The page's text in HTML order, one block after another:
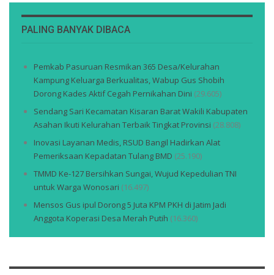
PALING BANYAK DIBACA
Pemkab Pasuruan Resmikan 365 Desa/Kelurahan
Kampung Keluarga Berkualitas, Wabup Gus Shobih
Dorong Kades Aktif Cegah Pernikahan Dini (29.605)
Sendang Sari Kecamatan Kisaran Barat Wakili Kabupaten
Asahan Ikuti Kelurahan Terbaik Tingkat Provinsi (28.808)
Inovasi Layanan Medis, RSUD Bangil Hadirkan Alat
Pemeriksaan Kepadatan Tulang BMD (25.190)
TMMD Ke-127 Bersihkan Sungai, Wujud Kepedulian TNI
untuk Warga Wonosari (16.497)
Mensos Gus ipul Dorong 5 Juta KPM PKH di Jatim Jadi
Anggota Koperasi Desa Merah Putih (16.360)